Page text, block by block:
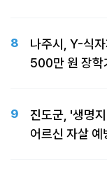
8
나주시, Y-식
500만 원 장학
9
진도군, '생명
어르신 자살 예